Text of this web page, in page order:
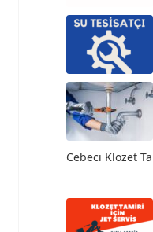
Cebeci Klozet